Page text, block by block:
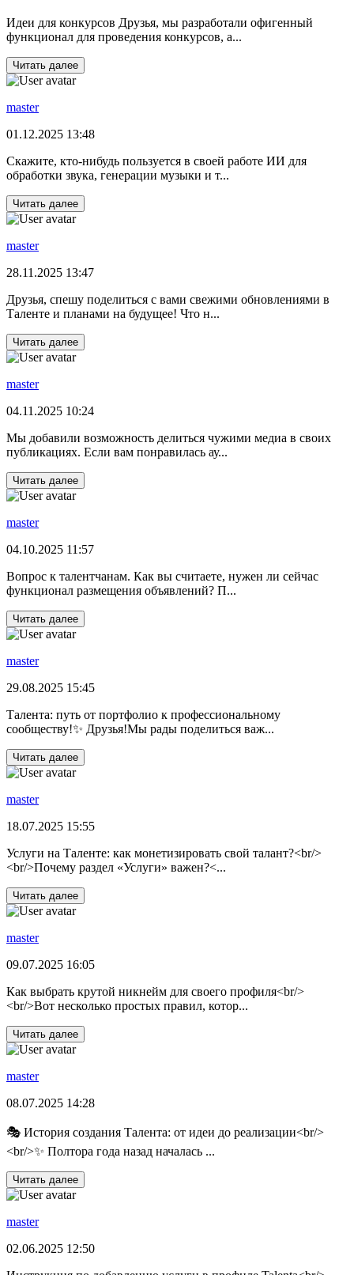
Идеи для конкурсов Друзья, мы разработали офигенный
функционал для проведения конкурсов, а...
Читать далее
master
01.12.2025 13:48
Скажите, кто-нибудь пользуется в своей работе ИИ для
обработки звука, генерации музыки и т...
Читать далее
master
28.11.2025 13:47
Друзья, спешу поделиться с вами свежими обновлениями в
Таленте и планами на будущее! Что н...
Читать далее
master
04.11.2025 10:24
Мы добавили возможность делиться чужими медиа в своих
публикациях. Если вам понравилась ау...
Читать далее
master
04.10.2025 11:57
Вопрос к талентчанам. Как вы считаете, нужен ли сейчас
функционал размещения объявлений? П...
Читать далее
master
29.08.2025 15:45
Талента: путь от портфолио к профессиональному
сообществу!✨ Друзья!Мы рады поделиться важ...
Читать далее
master
18.07.2025 15:55
Услуги на Таленте: как монетизировать свой талант?<br/>
<br/>Почему раздел «Услуги» важен?<...
Читать далее
master
09.07.2025 16:05
Как выбрать крутой никнейм для своего профиля<br/>
<br/>Вот несколько простых правил, котор...
Читать далее
master
08.07.2025 14:28
🎭 История создания Талента: от идеи до реализации<br/>
<br/>✨ Полтора года назад началась ...
Читать далее
master
02.06.2025 12:50